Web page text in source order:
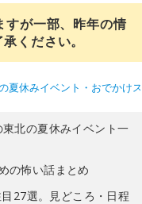
すが一部、昨年の情
ください。
夏休みイベント・おでかけ
北の夏休みイベント一
の怖い話まとめ
27選。見どころ・日程